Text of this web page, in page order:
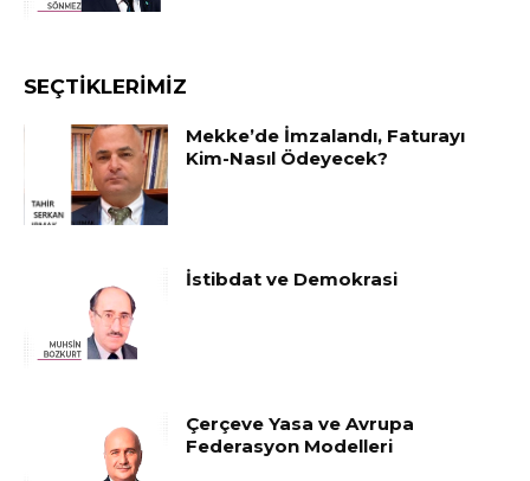
SEÇTIKLERIMIZ
Mekke’de İmzalandı, Faturayı
Kim-Nasıl Ödeyecek?
İstibdat ve Demokrasi
Çerçeve Yasa ve Avrupa
Federasyon Modelleri